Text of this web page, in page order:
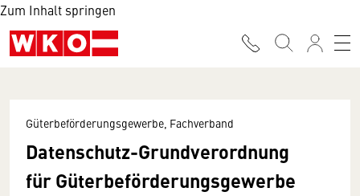
Zum Inhalt springen
Güterbeförderungsgewerbe, Fachverband
Datenschutz-Grundverordnung
für Güterbeförderungsgewerbe